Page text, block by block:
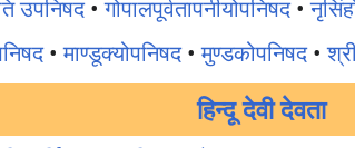
उपनिषद•गोपालपूर्वतापनीयोपनिषद•
•माण्डूक्योपनिषद•मुण्डकोपनिषद•
हिन्दू देवी देवता